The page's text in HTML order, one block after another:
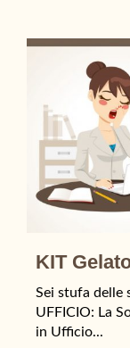
KIT
Sei stufa delle
UFFICIO: La
in Ufficio...